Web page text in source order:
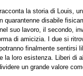
racconta la storia di Louis,
quarantenne disabile
suo lavoro, il secondo,
di amicizia. I due si
finalmente sentirsi
la loro esistenza. Liberi di
un grande valore